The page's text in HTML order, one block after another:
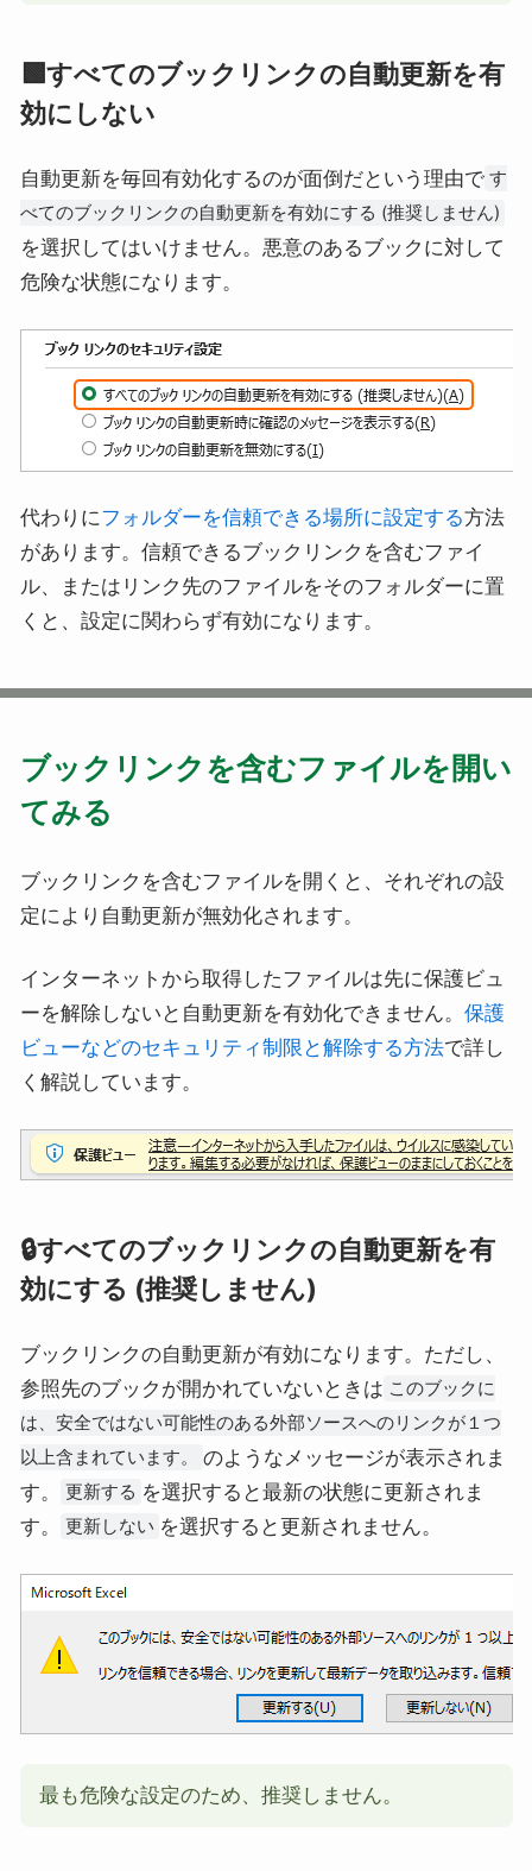
🟩すべてのブックリンクの自動更新を有
効にしない
自動更新を毎回有効化するのが面倒だという理由で す
べてのブックリンクの自動更新を有効にする (推奨しません)
を選択してはいけません。悪意のあるブックに対して
危険な状態になります。
代わりにフォルダーを信頼できる場所に設定する方法
があります。信頼できるブックリンクを含むファイ
ル、またはリンク先のファイルをそのフォルダーに置
くと、設定に関わらず有効になります。
ブックリンクを含むファイルを開い
てみる
ブックリンクを含むファイルを開くと、それぞれの設
定により自動更新が無効化されます。
インターネットから取得したファイルは先に保護ビュ
ーを解除しないと自動更新を有効化できません。 保護
ビューなどのセキュリティ制限と解除する方法で詳し
く解説しています。
🔒すべてのブックリンクの自動更新を有
効にする (推奨しません)
ブックリンクの自動更新が有効になります。ただし、
参照先のブックが開かれていないときは このブックに
は、安全ではない可能性のある外部ソースへのリンクが１つ
以上含まれています。
のようなメッセージが表示されま
す。
更新する を選択すると最新の状態に更新されま
す。
更新しない を選択すると更新されません。
最も危険な設定のため、推奨しません。